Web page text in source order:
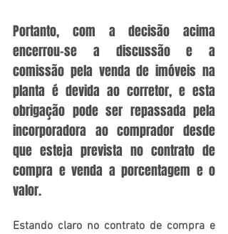
Portanto, com a decisão acima
encerrou-se a discussão e a
comissão pela venda de imóveis na
planta é devida ao corretor, e esta
obrigação pode ser repassada pela
incorporadora ao comprador desde
que esteja prevista no contrato de
compra e venda a porcentagem e o
valor.
Estando claro no contrato de compra e